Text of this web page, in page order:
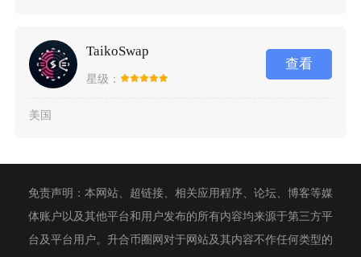
TaikoSwap
星级：
查看
美国
免责声明：本网站、超链接、相关应用程序、论坛、博客等媒
体账户以及其他平台和用户发布的所有内容均来源于第三方平
台及平台用户。升合币圈网对于网站及其内容不作任何类型的